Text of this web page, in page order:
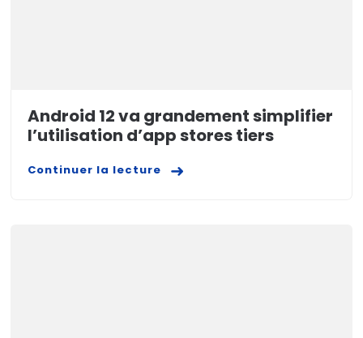
Android 12 va grandement simplifier
l’utilisation d’app stores tiers
Continuer la lecture